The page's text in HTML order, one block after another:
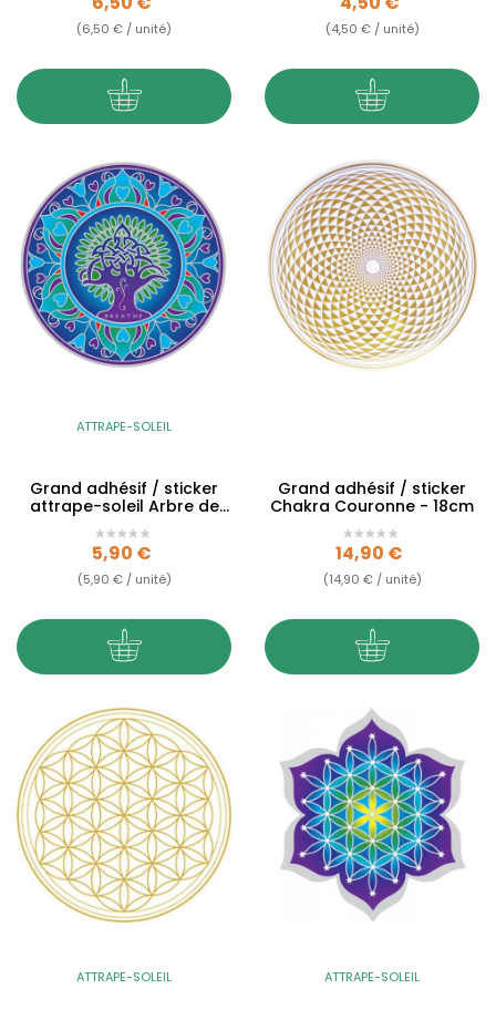
(6,50 € / unité) (4,50 € / unité)
ATTRAPE-SOLEIL
Grand adhésif / sticker
attrape-soleil Arbre de
Vie - 14cm
Prix
5,90 €
(5,90 € / unité)
Grand adhésif / sticker
Chakra Couronne - 18cm
Prix
14,90 €
(14,90 € / unité)
ATTRAPE-SOLEIL ATTRAPE-SOLEIL